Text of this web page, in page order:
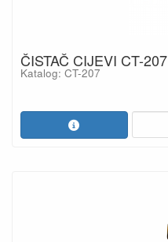
ČISTAČ CIJEVI CT-207
Katalog: CT-207